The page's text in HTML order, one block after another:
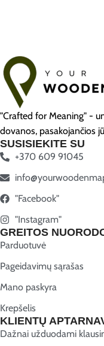
"Crafted for Meaning" -
dovanos, pasakojančios
SUSISIEKITE SU
+370 609 91045
"Facebook"
"Instagram"
GREITOS
Parduotuvė
Pageidavimų sąrašas
Mano paskyra
Krepšelis
KLIENTŲ
Dažnai užduodami